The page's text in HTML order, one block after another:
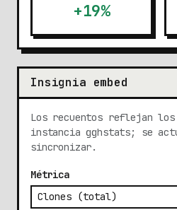
+19%
Insignia embed
Los recuentos reflejan
instancia gghstats; se
sincronizar.
Métrica